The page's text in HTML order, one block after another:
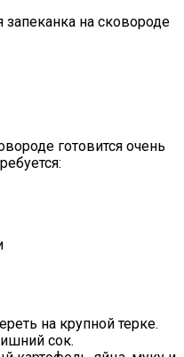
на сковороде
готовится очень
на крупной терке.
сок.